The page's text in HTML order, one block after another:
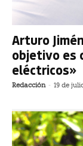
Arturo
objetivo es
eléctricos»
Redacción - 19 de